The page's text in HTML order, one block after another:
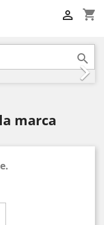
shopping_cart



marca